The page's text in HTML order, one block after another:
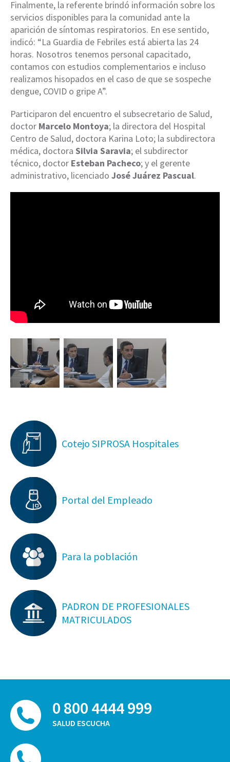
Finalmente, la referente brindó información sobre los
servicios disponibles para la comunidad ante la
aparición de síntomas respiratorios. En ese sentido,
indicó: “La Guardia de Febriles está abierta las 24
horas. Nosotros tenemos personal capacitado,
contamos con estudios complementarios e incluso
realizamos hisopados en el caso de que se sospeche
dengue, COVID o gripe A”.
Participaron del encuentro el subsecretario de Salud,
doctor Marcelo Montoya; la directora del Hospital
Centro de Salud, doctora Karina Loto; la subdirectora
médica, doctora Silvia Saravia; el subdirector
técnico, doctor Esteban Pacheco; y el gerente
administrativo, licenciado José Juárez Pascual.
Cotejo SIPROSA Hospitales
Portal del Empleado
Para la población
PADRON DE PROFESIONALES
MATRICULADOS
0 800 4444 999
SALUD ESCUCHA